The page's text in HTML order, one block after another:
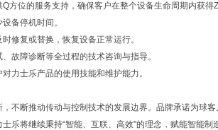
方位的服务支持，确保客户在整个设备生命周期内获得
备停机时间。
修复或替换，恢复设备正常运行。
故障诊断等全过程的技术咨询与指导。
力士乐产品的使用技能和维护能力。
不断推动传动与控制技术的发展边界。品牌承诺为球
乐将继续秉持“智能、互联、高效"的理念，赋能智能